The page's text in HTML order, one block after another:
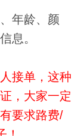
年龄、颜
息。
接单，这种
，大家一定
要求路费/